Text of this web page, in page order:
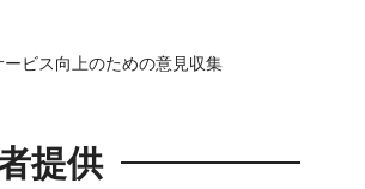
ビス向上のための意見収集
提供